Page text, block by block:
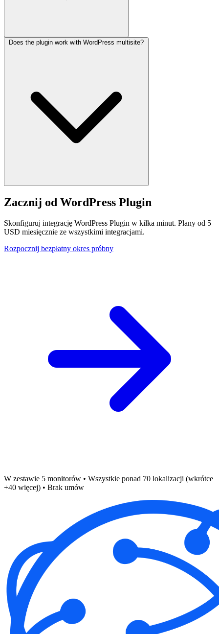
Does the plugin work with WordPress multisite?
Zacznij od WordPress Plugin
Skonfiguruj integrację WordPress Plugin w kilka minut. Plany od 5
USD miesięcznie ze wszystkimi integracjami.
Rozpocznij bezpłatny okres próbny
W zestawie 5 monitorów • Wszystkie ponad 70 lokalizacji (wkrótce
+40 więcej) • Brak umów